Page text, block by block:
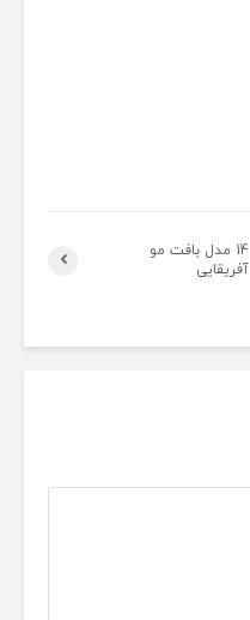
14 مدل بافت مو
آفریقایی